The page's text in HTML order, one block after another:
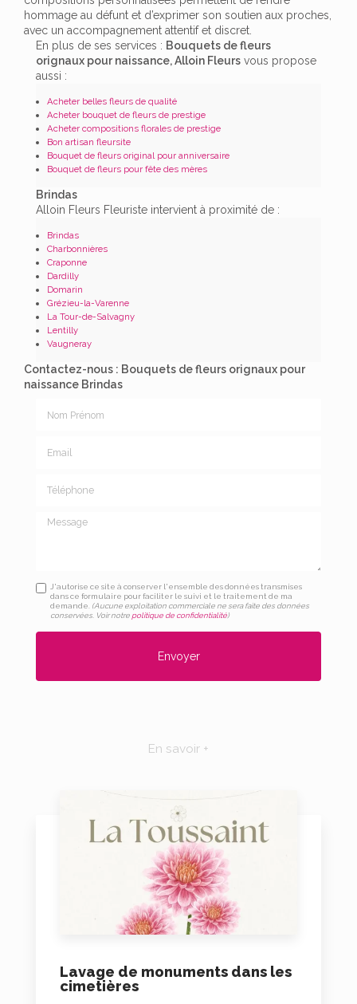
hommage au défunt et d’exprimer son soutien aux proches,
avec un accompagnement attentif et discret.
En plus de ses services : Bouquets de fleurs
orignaux pour naissance, Alloin Fleurs vous propose
aussi :
Acheter belles fleurs de qualité
Acheter bouquet de fleurs de prestige
Acheter compositions florales de prestige
Bon artisan fleursite
Bouquet de fleurs original pour anniversaire
Bouquet de fleurs pour fête des mères
Brindas
Alloin Fleurs Fleuriste intervient à proximité de :
Brindas
Charbonnières
Craponne
Dardilly
Domarin
Grézieu-la-Varenne
La Tour-de-Salvagny
Lentilly
Vaugneray
Contactez-nous : Bouquets de fleurs orignaux pour
naissance Brindas
Message
J'autorise ce site à conserver l'ensemble des données transmises
dans ce formulaire pour faciliter le suivi et le traitement de ma
demande. (Aucune exploitation commerciale ne sera faite des données
conservées. Voir notre politique de confidentialité)
En savoir +
Lavage de monuments dans les
cimetières